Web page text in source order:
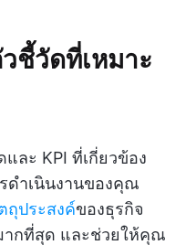
ชี้วัดที่เหมาะ
ละ KPI ที่เกี่ยวข้อง
ดำเนินงานของคุณ
ถุประสงค์ของธุรกิจ
ากที่สุด และช่วยให้คุณ